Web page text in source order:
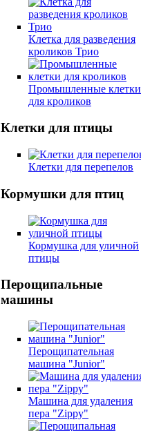
Клетка для разведения
кроликов Трио
Промышленные клетки
для кроликов
Клетки для птицы
Клетки для перепелов
Кормушки для птиц
Кормушка для уличной
птицы
Перощипальные
машины
Перощипательная
машина "Junior"
Машина для удаления
пера "Zippy"